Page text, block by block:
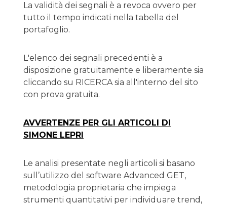
La validità dei segnali è a revoca ovvero per
tutto il tempo indicati nella tabella del
portafoglio.
L'elenco dei segnali precedenti è a
disposizione gratuitamente e liberamente sia
cliccando su RICERCA sia all'interno del sito
con prova gratuita.
AVVERTENZE PER GLI ARTICOLI DI
SIMONE LEPRI
Le analisi presentate negli articoli si basano
sull’utilizzo del software Advanced GET,
metodologia proprietaria che impiega
strumenti quantitativi per individuare trend,